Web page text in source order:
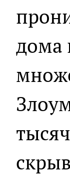
дома